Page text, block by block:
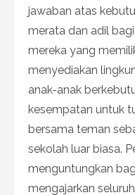
jawaban atas
merata dan adil
mereka yang
menyediakan
anak-anak
kesempatan untuk
bersama teman
sekolah luar biasa.
menguntungkan
mengajarkan